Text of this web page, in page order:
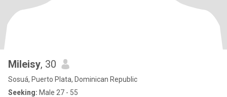
Mileisy, 30
Sosuá, Puerto Plata, Dominican Republic
Seeking: Male 27 - 55